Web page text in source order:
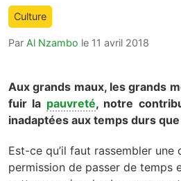
Culture
Par Al Nzambo le 11 avril 2018
Aux grands maux, les grands
fuir la pauvreté, notre
inadaptées aux temps durs
Est-ce qu’il faut rassembler
permission de passer de temps